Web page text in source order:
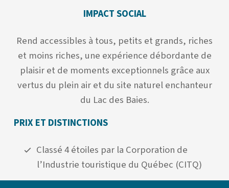
IMPACT SOCIAL
Rend accessibles à tous, petits et grands, riches
et moins riches, une expérience débordante de
plaisir et de moments exceptionnels grâce aux
vertus du plein air et du site naturel enchanteur
du Lac des Baies.
PRIX ET DISTINCTIONS
Classé 4 étoiles par la Corporation de
l’Industrie touristique du Québec (CITQ)